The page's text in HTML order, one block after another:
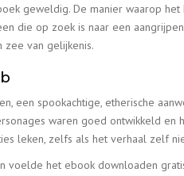
geweldig. De manier waarop
die op zoek is naar een
van gelijkenis.
een spookachtige, etherische
waren goed ontwikkeld
leken, zelfs als het verhaal zelf
voelde het ebook downloaden